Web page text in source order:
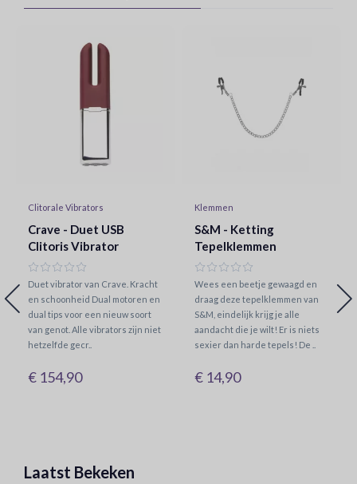
Clitorale Vibrators
Crave - Duet USB
Clitoris Vibrator
Duet vibrator van Crave. Kracht
en schoonheid Dual motoren en
dual tips voor een nieuw soort
van genot. Alle vibrators zijn niet
hetzelfde gecr..
€ 154,90
Klemmen
S&M - Ketting
Tepelklemmen
Wees een beetje gewaagd en
draag deze tepelklemmen van
S&M, eindelijk krijg je alle
aandacht die je wilt! Er is niets
sexier dan harde tepels! De ..
€ 14,90
Laatst Bekeken